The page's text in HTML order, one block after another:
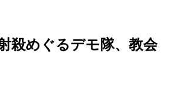
殺めぐるデモ隊、教会